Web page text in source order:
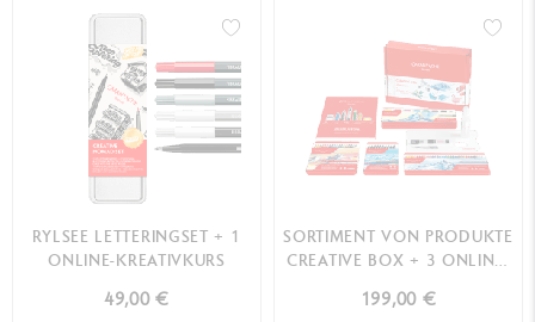
RYLSEE LETTERINGSET + 1
ONLINE-KREATIVKURS
49,00 €
SORTIMENT VON PRODUKTE
CREATIVE BOX + 3 ONLINE-
199,00 €